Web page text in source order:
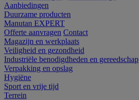
Aanbiedingen
Duurzame producten
Manutan EXPERT
Offerte aanvragen Contact
Magazijn en werkplaats
Veiligheid en gezondheid
Industriële benodigdheden en gereedschap
Verpakking en opslag
Hygiëne
Sport en vrije tijd
Terrein